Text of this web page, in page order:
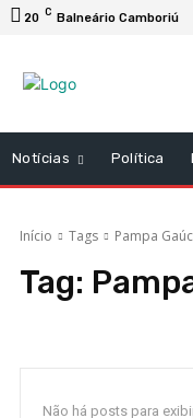
20 C Balneário Camboriú
Notícias Política
Início Tags Pampa
Tag:
Não há posts para